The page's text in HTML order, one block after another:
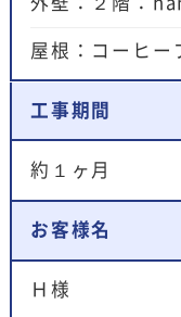
屋根：コーヒー
工事期間
約１ヶ月
お客様名
Ｈ様